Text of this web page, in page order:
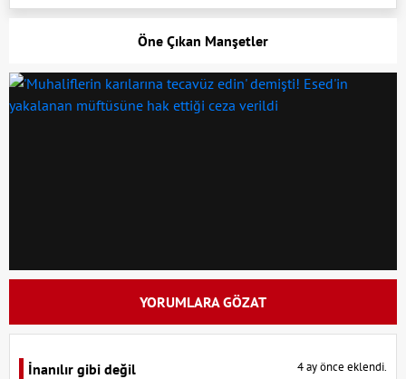
Öne Çıkan Manşetler
YORUMLARA GÖZAT
İnanılır gibi değil 4 ay önce eklendi.